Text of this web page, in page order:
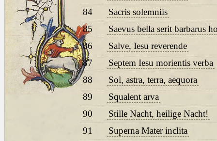
84
Sacris solemniis
85
Saevus bella serit barbarus
86
Salve, Iesu reverende
87
Septem Iesu morientis verba
88
Sol, astra, terra, aequora
89
Squalent arva
90
Stille Nacht, heilige Nacht!
91
Superna Mater inclita